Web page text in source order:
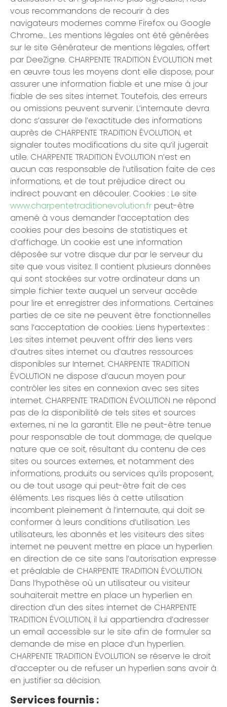
vous recommandons de recourir à des
navigateurs modernes comme Firefox ou Google
Chrome… Les mentions légales ont été générées
sur le site Générateur de mentions légales, offert
par DeeZigne. CHARPENTE TRADITION ÉVOLUTION met
en œuvre tous les moyens dont elle dispose, pour
assurer une information fiable et une mise à jour
fiable de ses sites internet. Toutefois, des erreurs
ou omissions peuvent survenir. L’internaute devra
donc s’assurer de l’exactitude des informations
auprès de CHARPENTE TRADITION ÉVOLUTION, et
signaler toutes modifications du site qu’il jugerait
utile. CHARPENTE TRADITION ÉVOLUTION n’est en
aucun cas responsable de l’utilisation faite de ces
informations, et de tout préjudice direct ou
indirect pouvant en découler. Cookies : Le site
www.charpentetraditionevolution.fr peut-être
amené à vous demander l’acceptation des
cookies pour des besoins de statistiques et
d’affichage. Un cookie est une information
déposée sur votre disque dur par le serveur du
site que vous visitez. Il contient plusieurs données
qui sont stockées sur votre ordinateur dans un
simple fichier texte auquel un serveur accède
pour lire et enregistrer des informations. Certaines
parties de ce site ne peuvent être fonctionnelles
sans l’acceptation de cookies. Liens hypertextes :
Les sites internet peuvent offrir des liens vers
d’autres sites internet ou d’autres ressources
disponibles sur Internet. CHARPENTE TRADITION
ÉVOLUTION ne dispose d’aucun moyen pour
contrôler les sites en connexion avec ses sites
internet. CHARPENTE TRADITION ÉVOLUTION ne répond
pas de la disponibilité de tels sites et sources
externes, ni ne la garantit. Elle ne peut-être tenue
pour responsable de tout dommage, de quelque
nature que ce soit, résultant du contenu de ces
sites ou sources externes, et notamment des
informations, produits ou services qu’ils proposent,
ou de tout usage qui peut-être fait de ces
éléments. Les risques liés à cette utilisation
incombent pleinement à l’internaute, qui doit se
conformer à leurs conditions d’utilisation. Les
utilisateurs, les abonnés et les visiteurs des sites
internet ne peuvent mettre en place un hyperlien
en direction de ce site sans l’autorisation expresse
et préalable de CHARPENTE TRADITION ÉVOLUTION.
Dans l’hypothèse où un utilisateur ou visiteur
souhaiterait mettre en place un hyperlien en
direction d’un des sites internet de CHARPENTE
TRADITION ÉVOLUTION, il lui appartiendra d’adresser
un email accessible sur le site afin de formuler sa
demande de mise en place d’un hyperlien.
CHARPENTE TRADITION ÉVOLUTION se réserve le droit
d’accepter ou de refuser un hyperlien sans avoir à
en justifier sa décision.
Services fournis :